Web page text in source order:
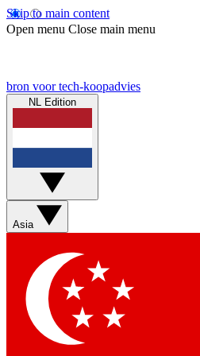
Skip to main content
Open menu Close main menu
bron voor tech-koopadvies
NL Edition
Asia